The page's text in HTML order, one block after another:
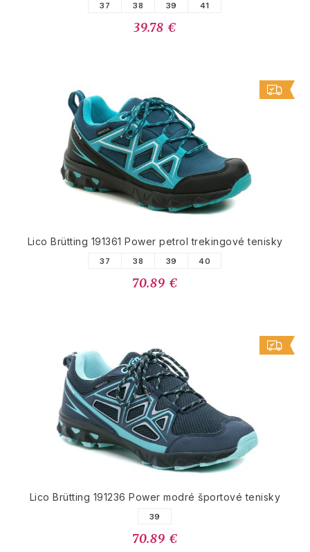
37 38 39 41
39.78 €
Lico Brütting 191361 Power petrol trekingové tenisky
37 38 39 40
70.89 €
Lico Brütting 191236 Power modré športové tenisky
39
70.89 €